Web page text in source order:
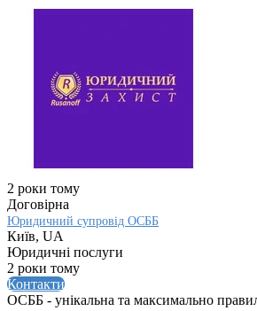
2 роки тому
Договірна
Юридичний супровід ОСББ
Київ, UA
Юридичні послуги
2 роки тому
Контакти
ОСББ - унікальна та максимально